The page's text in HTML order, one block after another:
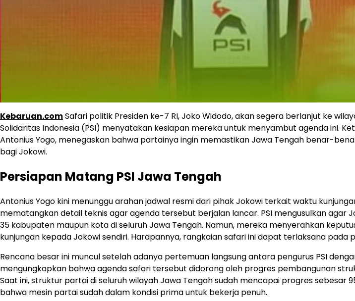
Kebaruan.comSafari politik Presiden ke-7 RI, Joko Widodo, akan segera berlanjut ke
Solidaritas Indonesia (PSI) menyatakan kesiapan mereka untuk menyambut agenda ini.
Antonius Yogo, menegaskan bahwa partainya ingin memastikan Jawa Tengah benar-
bagi Jokowi.
Persiapan Matang PSI Jawa Tengah
Antonius Yogo kini menunggu arahan jadwal resmi dari pihak Jokowi terkait waktu
mematangkan detail teknis agar agenda tersebut berjalan lancar. PSI mengusulkan agar
35 kabupaten maupun kota di seluruh Jawa Tengah. Namun, mereka menyerahkan
kunjungan kepada Jokowi sendiri. Harapannya, rangkaian safari ini dapat terlaksana pada
Rencana besar ini muncul setelah adanya pertemuan langsung antara pengurus PSI
mengungkapkan bahwa agenda safari tersebut didorong oleh progres pembangunan
Saat ini, struktur partai di seluruh wilayah Jawa Tengah sudah mencapai progres sebesar
bahwa mesin partai sudah dalam kondisi prima untuk bekerja penuh.